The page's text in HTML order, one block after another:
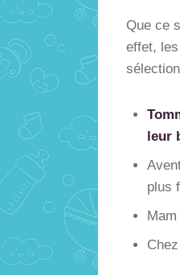
Que ce
effet,
leur
plus